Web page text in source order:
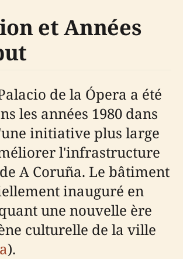
et Années
de la Ópera a été
les années 1980 dans
initiative plus large
l'infrastructure
A Coruña. Le bâtiment
inauguré en
une nouvelle ère
culturelle de la ville
).